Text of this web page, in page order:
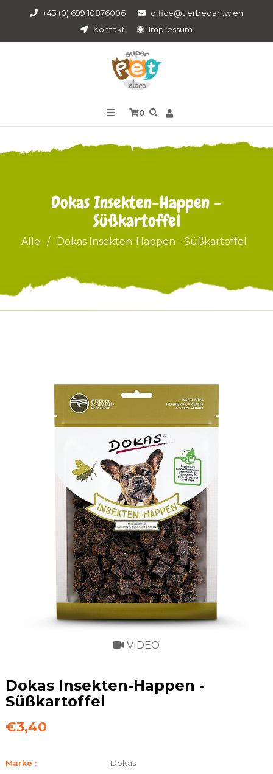
+43 (0) 699 10876006
office@tierbedarf.wien
Kontakt
Impressum
0
Dokas Insekten-Happen -
Süßkartoffel
Alle / Dokas Insekten-Happen - Süßkartoffel
VIDEO
Dokas Insekten-Happen -
Süßkartoffel
€3,40
Marke : Dokas